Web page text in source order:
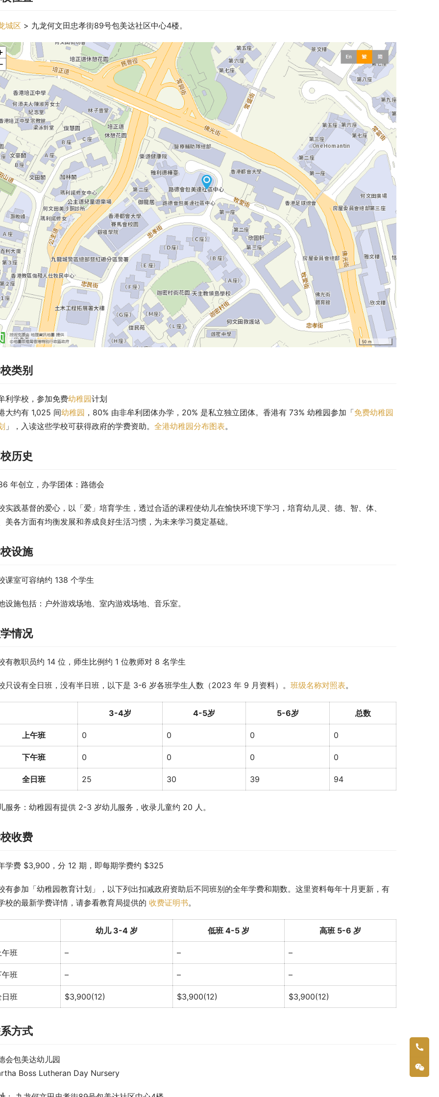
城区 > 九龙何文田忠孝街89号包美达社区中心4楼。
类别
利学校，参加免费幼稚园计划
大约有 1,025 间幼稚园 ，80% 由非牟利团体办学，20% 是私立独立团体。香港有 73% 幼稚园参加「免费幼稚园
」，入读这些学校可获得政府的学费资助。 全港幼稚园分布图表。
历史
年创立，办学团体：路德会
实践基督的爱心，以「爱」培育学生，透过合适的课程使幼儿在愉快环境下学习，培育幼儿灵、德、智、体、
美各方面有均衡发展和养成良好生活习惯，为未来学习奠定基础。
设施
课室可容纳约 138 个学生
设施包括：户外游戏场地、室内游戏场地、音乐室。
情况
有教职员约 14 位，师生比例约 1 位教师对 8 名学生
只设有全日班，没有半日班，以下是 3-6 岁各班学生人数（2023 年 9 月资料）。 班级名称对照表。
3-4岁 4-5岁 5-6岁 总数
上午班 0 0 0 0
下午班 0 0 0 0
全日班 25 30 39 94
服务：幼稚园有提供 2-3 岁幼儿服务，收录儿童约 20 人。
收费
学费 $3,900，分 12 期，即每期学费约 $325
有参加「幼稚园教育计划」，以下列出扣减政府资助后不同班别的全年学费和期数。这里资料每年十月更新，有
校的最新学费详情，请参看教育局提供的 收费证明书。
幼儿 3-4 岁 低班 4-5 岁 高班 5-6 岁
午班 – – –
午班 – – –
日班 $3,900(12) $3,900(12) $3,900(12)
方式
会包美达幼儿园
Boss Lutheran Day Nursery